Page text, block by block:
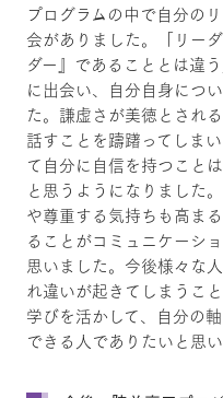
プログラムの中で自分の
会がありました。「リー
ダー』であることとは違
に出会い、自分自身につ
た。謙虚さが美徳とされ
話すことを躊躇ってしま
て自分に自信を持つこと
と思うようになりました
や尊重する気持ちも高ま
ることがコミュニケーシ
思いました。今後様々な
れ違いが起きてしまうこ
学びを活かして、自分の
できる人でありたいと思い